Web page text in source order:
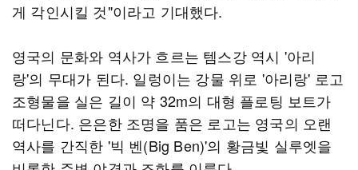
게 각인시킬 것"이라고 기대했다.
영국의 문화와 역사가 흐르는 템스강 역시 '아리
랑'의 무대가 된다. 일렁이는 강물 위로 '아리랑' 로고
조형물을 실은 길이 약 32m의 대형 플로팅 보트가
떠다닌다. 은은한 조명을 품은 로고는 영국의 오랜
역사를 간직한 '빅 벤(Big Ben)'의 황금빛 실루엣을